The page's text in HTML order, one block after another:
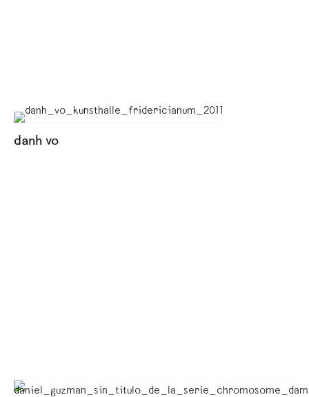
danh vo